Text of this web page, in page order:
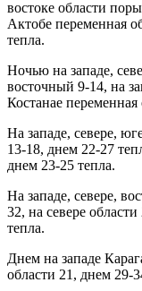
востоке области
Актобе переменная
тепла.
Ночью на западе,
восточный 9-14, на
Костанае
На западе, севере,
13-18, днем 22-27
днем 23-25 тепла.
На западе, севере,
32, на севере
тепла.
Днем на западе
области 21, днем 29-